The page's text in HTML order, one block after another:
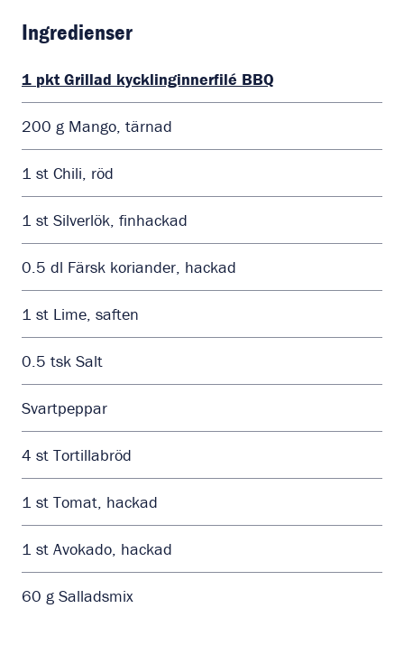
Ingredienser
1 pkt Grillad kycklinginnerfilé BBQ
200 g Mango, tärnad
1 st Chili, röd
1 st Silverlök, finhackad
0.5 dl Färsk koriander, hackad
1 st Lime, saften
0.5 tsk Salt
Svartpeppar
4 st Tortillabröd
1 st Tomat, hackad
1 st Avokado, hackad
60 g Salladsmix